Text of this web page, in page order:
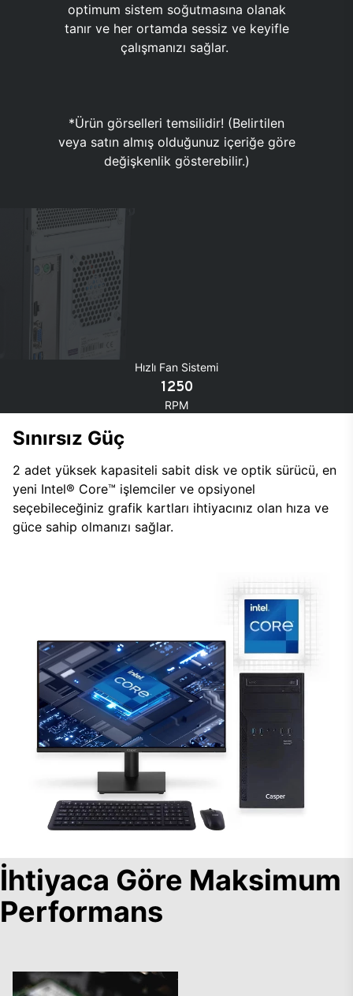
optimum sistem soğutmasına olanak
tanır ve her ortamda sessiz ve keyifle
çalışmanızı sağlar.
*Ürün görselleri temsilidir! (Belirtilen
veya satın almış olduğunuz içeriğe göre
değişkenlik gösterebilir.)
Hızlı Fan Sistemi
1250
RPM
Sınırsız Güç
2 adet yüksek kapasiteli sabit disk ve optik sürücü, en
yeni Intel® Core™ işlemciler ve opsiyonel
seçebileceğiniz grafik kartları ihtiyacınız olan hıza ve
güce sahip olmanızı sağlar.
İhtiyaca Göre Maksimum
Performans